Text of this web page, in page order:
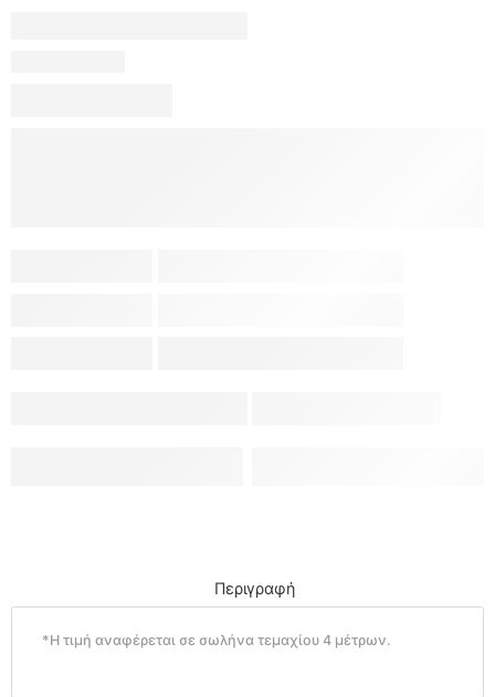
Περιγραφή
*Η τιμή αναφέρεται σε σωλήνα τεμαχίου 4 μέτρων.